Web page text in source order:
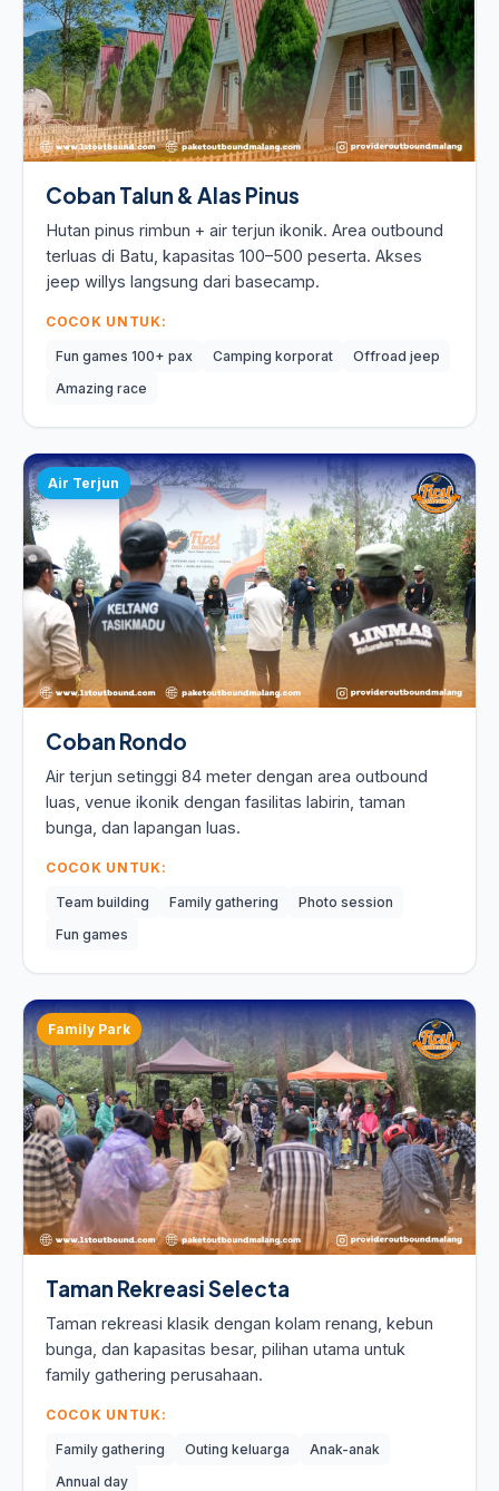
Coban Talun & Alas Pinus
Hutan pinus rimbun + air terjun ikonik. Area outbound
terluas di Batu, kapasitas 100–500 peserta. Akses
jeep willys langsung dari basecamp.
COCOK UNTUK:
Fun games 100+ pax Camping korporat
Offroad jeep
Amazing race
Air Terjun
Coban Rondo
Air terjun setinggi 84 meter dengan area outbound
luas, venue ikonik dengan fasilitas labirin, taman
bunga, dan lapangan luas.
COCOK UNTUK:
Team building Family gathering
Photo session
Fun games
Family Park
Taman Rekreasi Selecta
Taman rekreasi klasik dengan kolam renang, kebun
bunga, dan kapasitas besar, pilihan utama untuk
family gathering perusahaan.
COCOK UNTUK:
Family gathering Outing keluarga
Anak-anak
Annual day